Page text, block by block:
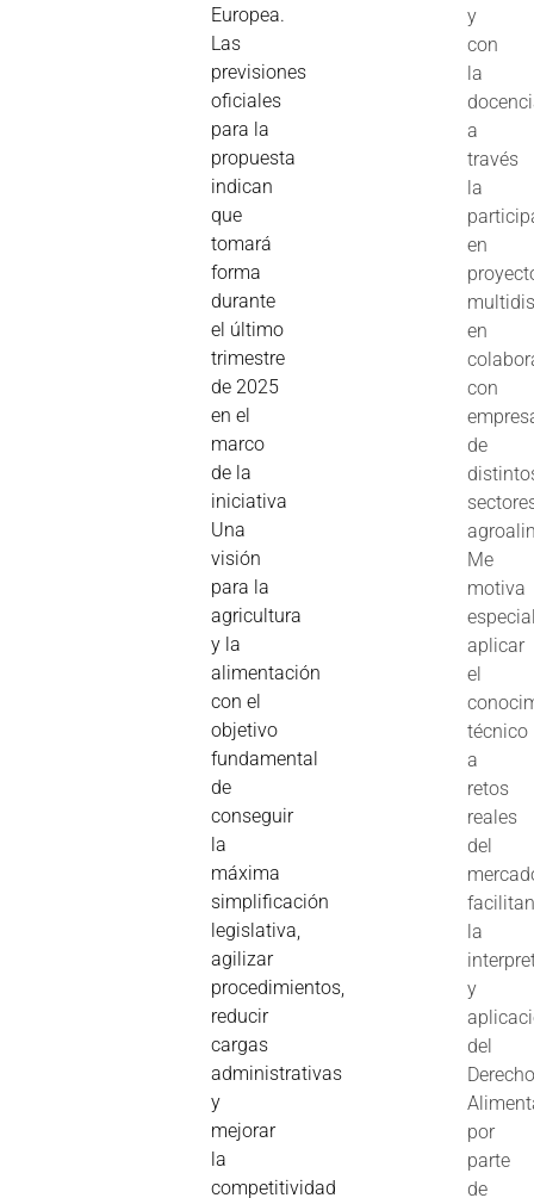
Europea.
Las
previsiones
oficiales
para la
propuesta
indican
que
tomará
forma
durante
el último
trimestre
de 2025
en el
marco
de la
iniciativa
Una
visión
para la
agricultura
y la
alimentación
con el
objetivo
fundamental
de
conseguir
la
máxima
simplificación
legislativa,
agilizar
procedimientos,
reducir
cargas
administrativas
y
mejorar
la
competitividad
y
con
la
a
través
la
en
en
con
de
Me
motiva
aplicar
el
técnico
a
retos
reales
del
la
y
del
por
parte
de